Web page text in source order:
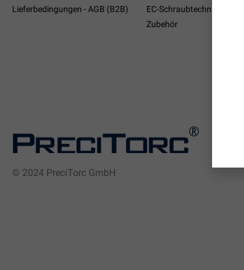
Lieferbedingungen - AGB (B2B)
EC-Schraubtechnik
Zubehör
© 2024 PreciTorc GmbH